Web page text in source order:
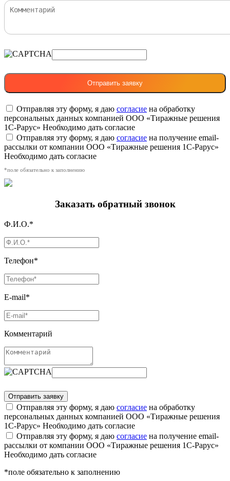
Отправляя эту форму, я даю согласие на обработку
персональных данных компанией ООО «Тиражные решения
1С-Рарус» Необходимо дать согласие
Отправляя эту форму, я даю согласие на получение email-
рассылки от компании ООО «Тиражные решения 1С-Рарус»
Необходимо дать согласие
*поле обязательно к заполнению
Заказать обратный звонок
Ф.И.О.*
Телефон*
E-mail*
Комментарий
Отправляя эту форму, я даю согласие на обработку
персональных данных компанией ООО «Тиражные решения
1С-Рарус» Необходимо дать согласие
Отправляя эту форму, я даю согласие на получение email-
рассылки от компании ООО «Тиражные решения 1С-Рарус»
Необходимо дать согласие
*поле обязательно к заполнению